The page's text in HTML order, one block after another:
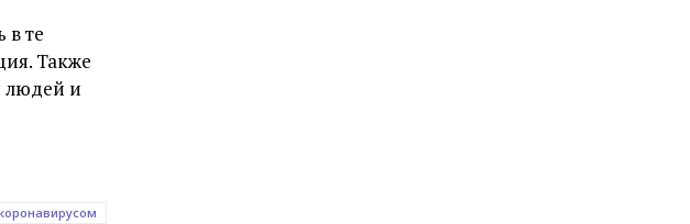
в те
Также
людей и